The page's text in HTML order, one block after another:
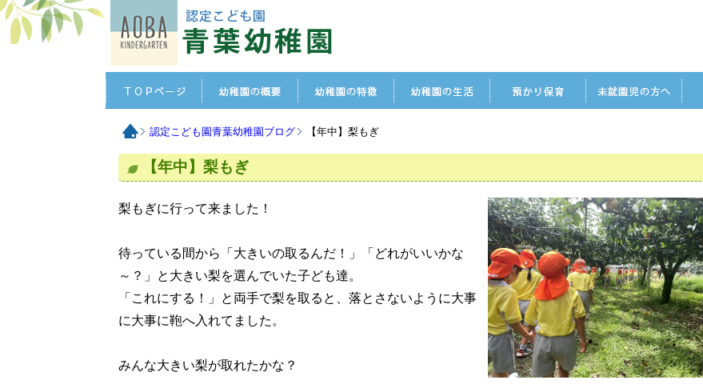
認定こども園青葉幼稚園ブログ 【年中】梨もぎ
【年中】梨もぎ
梨もぎに行って来ました！
待っている間から「大きいの取るんだ！」「どれがいいかな
～？」と大きい梨を選んでいた子ども達。
「これにする！」と両手で梨を取ると、落とさないように大事
に大事に鞄へ入れてました。
みんな大きい梨が取れたかな？